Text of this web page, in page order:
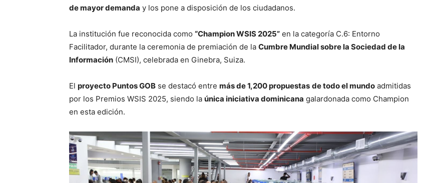
de mayor demanda y los pone a disposición de los ciudadanos.
La institución fue reconocida como “Champion WSIS 2025” en la categoría C.6: Entorno
Facilitador, durante la ceremonia de premiación de la Cumbre Mundial sobre la Sociedad de la
Información (CMSI), celebrada en Ginebra, Suiza.
El proyecto Puntos GOB se destacó entre más de 1,200 propuestas de todo el mundo admitidas
por los Premios WSIS 2025, siendo la única iniciativa dominicana galardonada como Champion
en esta edición.